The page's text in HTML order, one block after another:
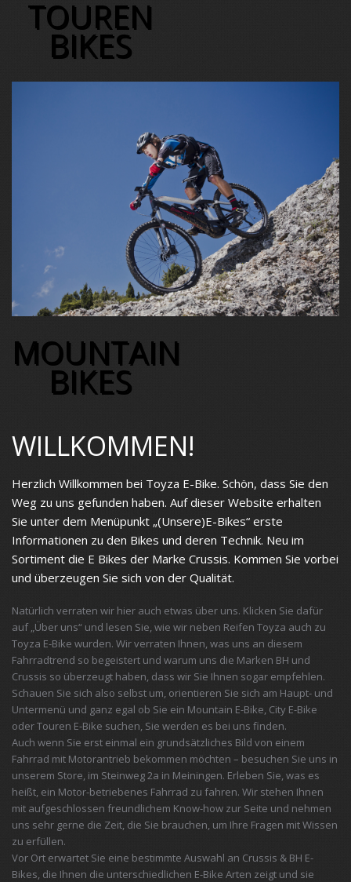
TOUREN
BIKES
MOUNTAIN
BIKES
WILLKOMMEN!
Herzlich Willkommen bei Toyza E-Bike. Schön, dass Sie den
Weg zu uns gefunden haben. Auf dieser Website erhalten
Sie unter dem Menüpunkt „(Unsere)E-Bikes“ erste
Informationen zu den Bikes und deren Technik. Neu im
Sortiment die E Bikes der Marke Crussis. Kommen Sie vorbei
und überzeugen Sie sich von der Qualität.
Natürlich verraten wir hier auch etwas über uns. Klicken Sie dafür
auf „Über uns“ und lesen Sie, wie wir neben Reifen Toyza auch zu
Toyza E-Bike wurden. Wir verraten Ihnen, was uns an diesem
Fahrradtrend so begeistert und warum uns die Marken BH und
Crussis so überzeugt haben, dass wir Sie Ihnen sogar empfehlen.
Schauen Sie sich also selbst um, orientieren Sie sich am Haupt- und
Untermenü und ganz egal ob Sie ein Mountain E-Bike, City E-Bike
oder Touren E-Bike suchen, Sie werden es bei uns finden.
Auch wenn Sie erst einmal ein grundsätzliches Bild von einem
Fahrrad mit Motorantrieb bekommen möchten – besuchen Sie uns in
unserem Store, im Steinweg 2a in Meiningen. Erleben Sie, was es
heißt, ein Motor-betriebenes Fahrrad zu fahren. Wir stehen Ihnen
mit aufgeschlossen freundlichem Know-how zur Seite und nehmen
uns sehr gerne die Zeit, die Sie brauchen, um Ihre Fragen mit Wissen
zu erfüllen.
Vor Ort erwartet Sie eine bestimmte Auswahl an Crussis & BH E-
Bikes, die Ihnen die unterschiedlichen E-Bike Arten zeigt und sie